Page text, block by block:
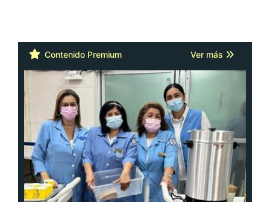
Contenido Premium Ver más